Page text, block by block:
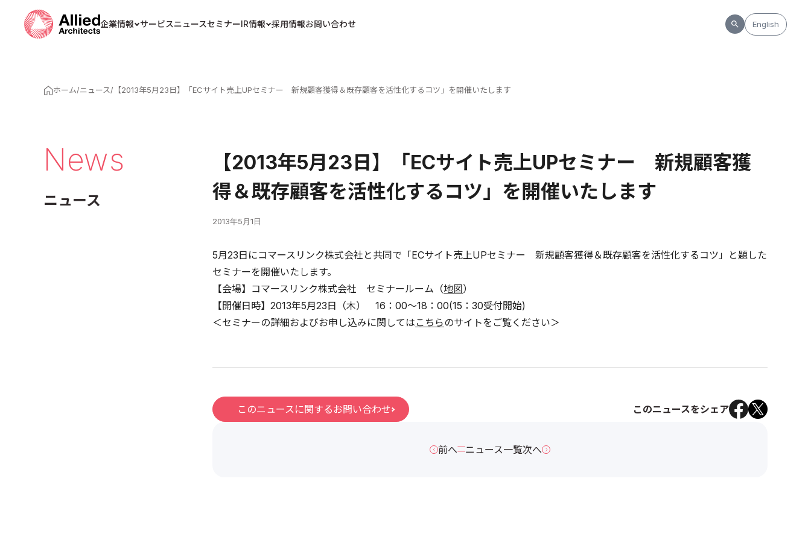
企業情報 サービスニュースセミナーIR情報 採用情報お問い合わせ English
ホーム/ニュース/ 【2013年5月23日】「ECサイト売上UPセミナー 新規顧客獲得＆既存顧客を活性化するコツ」を開催いたします
News
ニュース
【2013年5月23日】「ECサイト売上UPセミナー 新規顧客獲
得＆既存顧客を活性化するコツ」を開催いたします
2013年5月1日
5月23日にコマースリンク株式会社と共同で「ECサイト売上UPセミナー 新規顧客獲得＆既存顧客を活性化するコツ」と題した
セミナーを開催いたします。
【会場】コマースリンク株式会社 セミナールーム（地図）
【開催日時】2013年5月23日（木） 16：00～18：00(15：30受付開始)
＜セミナーの詳細およびお申し込みに関しては こちらのサイトをご覧ください＞
このニュースに関するお問い合わせ このニュースをシェア
前へ ニュース一覧次へ